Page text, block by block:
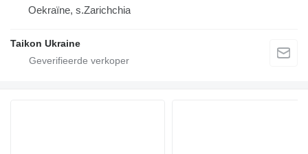
Oekraïne, s.Zarichchia
Taikon Ukraine